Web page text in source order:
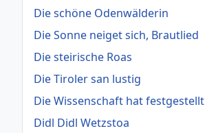
Die schöne Odenwälderin
Die Sonne neiget sich, Brautlied
Die steirische Roas
Die Tiroler san lustig
Die Wissenschaft hat festgestellt
Didl Didl Wetzstoa